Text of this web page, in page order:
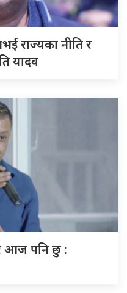
राज्यका नीति र
यादव
र आज पनि छु :